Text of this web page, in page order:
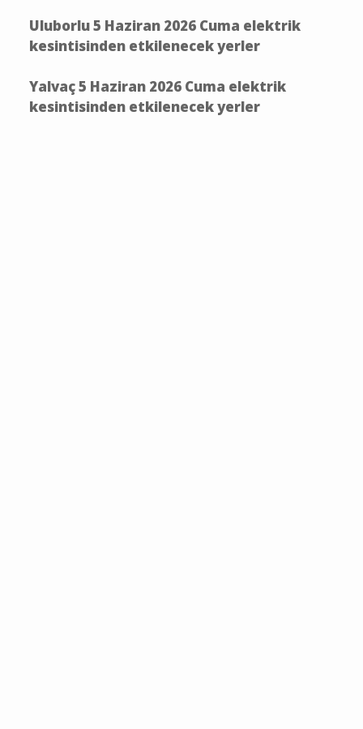
Uluborlu 5 Haziran 2026 Cuma elektrik
kesintisinden etkilenecek yerler
Yalvaç 5 Haziran 2026 Cuma elektrik
kesintisinden etkilenecek yerler